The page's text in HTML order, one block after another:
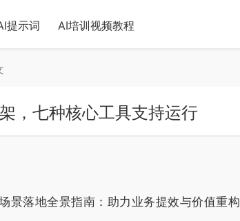
提示词 AI培训视频教程
，七种核心工具支持运行
景落地全景指南：助力业务提效与价值重构